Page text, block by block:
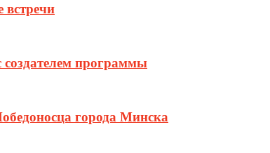
встречи
программы
города Минска